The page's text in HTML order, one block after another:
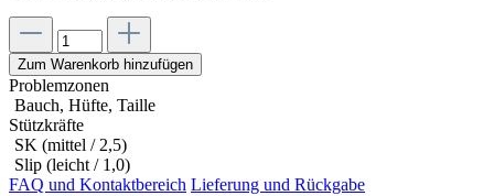
Zum Warenkorb hinzufügen
Problemzonen
Bauch, Hüfte, Taille
Stützkräfte
SK (mittel / 2,5)
Slip (leicht / 1,0)
FAQ und Kontaktbereich Lieferung und Rückgabe